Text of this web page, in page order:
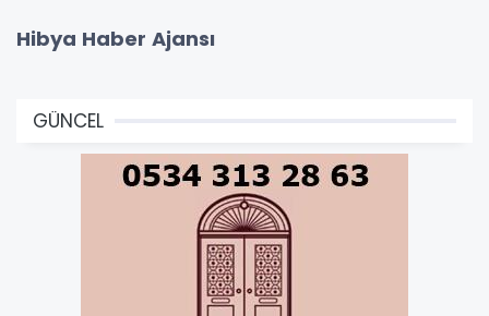
Hibya Haber Ajansı
GÜNCEL